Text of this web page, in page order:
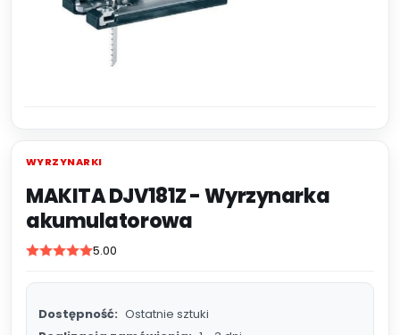
WYRZYNARKI
MAKITA DJV181Z - Wyrzynarka
akumulatorowa
5.00
Dostępność: Ostatnie sztuki